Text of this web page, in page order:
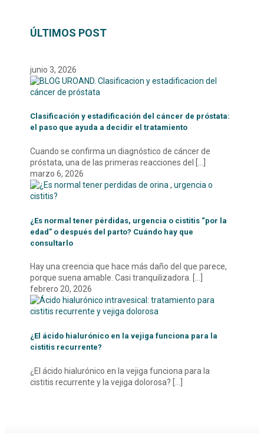
ÚLTIMOS POST
junio 3, 2026
Clasificación y estadificación del cáncer de próstata:
el paso que ayuda a decidir el tratamiento
Cuando se confirma un diagnóstico de cáncer de
próstata, una de las primeras reacciones del
marzo 6, 2026
¿Es normal tener pérdidas, urgencia o cistitis “por la
edad” o después del parto? Cuándo hay que
consultarlo
Hay una creencia que hace más daño del que parece,
porque suena amable. Casi tranquilizadora. […]
febrero 20, 2026
¿El ácido hialurónico en la vejiga funciona para la
cistitis recurrente?
¿El ácido hialurónico en la vejiga funciona para la
cistitis recurrente y la vejiga dolorosa?